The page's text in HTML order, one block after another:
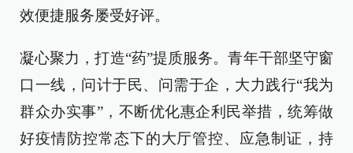
效便捷服务屡受好评。
凝心聚力，打造“药”提质服务。青年干部坚守窗
口一线，问计于民、问需于企，大力践行“我为
群众办实事”，不断优化惠企利民举措，统筹做
好疫情防控常态下的大厅管控、应急制证，持